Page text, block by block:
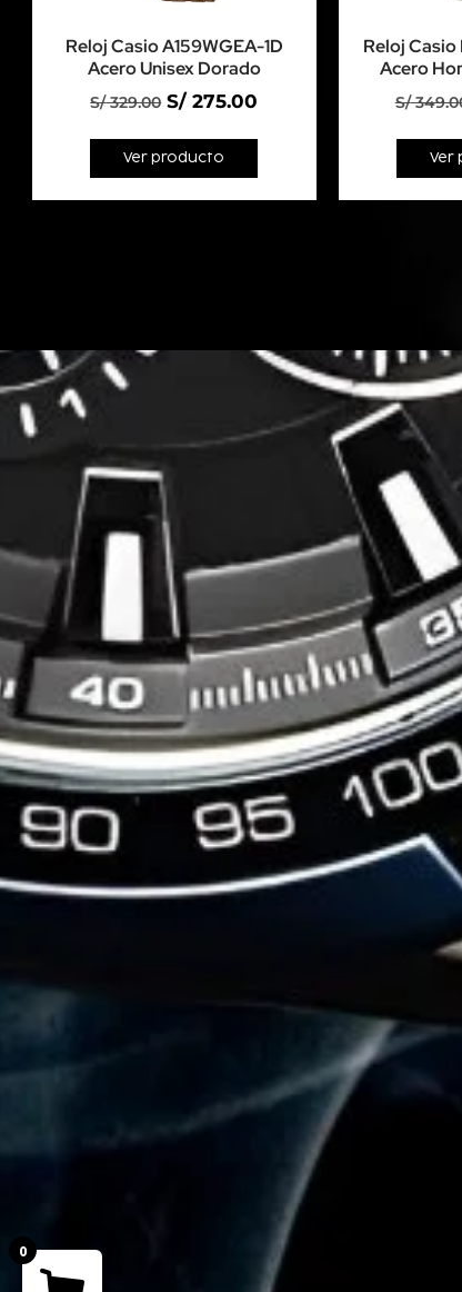
Reloj Casio A159WGEA-1D
Acero Unisex Dorado
S/329.00 S/ 275.00
Ver producto
Reloj Casio
Acero
S/
Ver
0